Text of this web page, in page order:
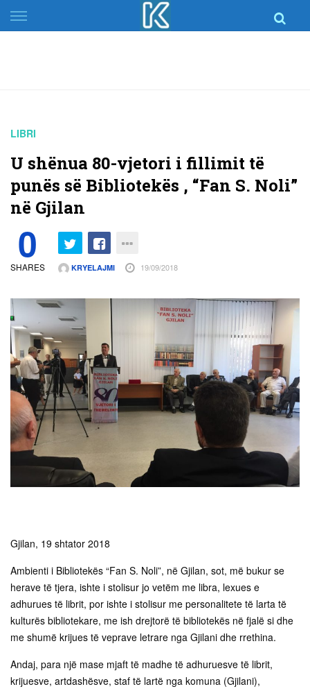
Skip
to
LIBRI
U shënua 80-vjetori i fillimit të
punës së Bibliotekës , “Fan S. Noli”
në Gjilan
0
SHARES KRYELAJMI 19/09/2018
Gjilan, 19 shtator 2018
Ambienti i Bibliotekës “Fan S. Noli”, në Gjilan, sot, më bukur se
herave të tjera, ishte i stolisur jo vetëm me libra, lexues e
adhurues të librit, por ishte i stolisur me personalitete të larta të
kulturës bibliotekare, me ish drejtorë të bibliotekës në fjalë si dhe
me shumë krijues të veprave letrare nga Gjilani dhe rrethina.
Andaj, para një mase mjaft të madhe të adhuruesve të librit,
krijuesve, artdashësve, staf të lartë nga komuna (Gjilani),